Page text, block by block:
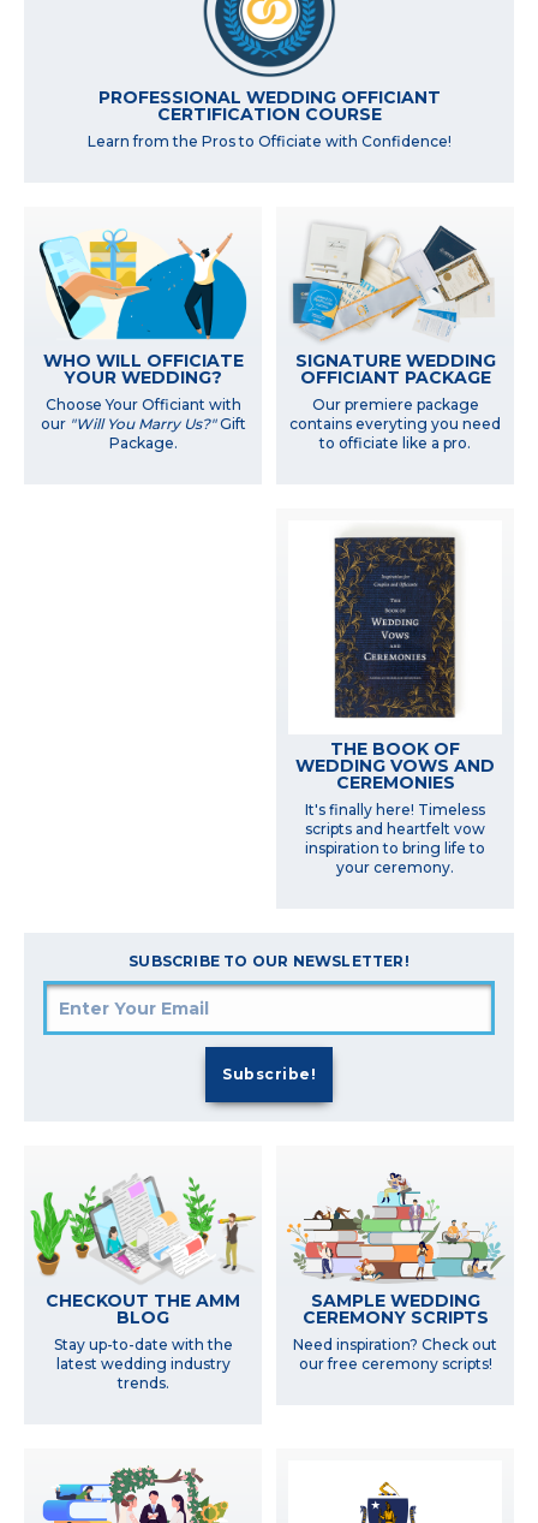
PROFESSIONAL WEDDING OFFICIANT
CERTIFICATION COURSE
Learn from the Pros to Officiate with Confidence!
WHO WILL OFFICIATE
YOUR WEDDING?
Choose Your Officiant with
our "Will You Marry Us?"Gift
Package.
SIGNATURE WEDDING
OFFICIANT PACKAGE
Our premiere package
contains everyting you need
to officiate like a pro.
THE BOOK OF
WEDDING VOWS AND
CEREMONIES
It's finally here! Timeless
scripts and heartfelt vow
inspiration to bring life to
your ceremony.
SUBSCRIBE TO OUR NEWSLETTER!
CHECKOUT THE AMM
BLOG
Stay up-to-date with the
latest wedding industry
trends.
SAMPLE WEDDING
CEREMONY SCRIPTS
Need inspiration? Check out
our free ceremony scripts!